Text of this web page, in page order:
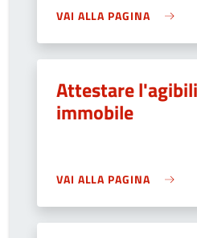
VAI ALLA PAGINA
Attestare
immobile
VAI ALLA PAGINA